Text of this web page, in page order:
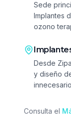
Sede
Implantes
ozono
Desde
y diseño
Consulta el